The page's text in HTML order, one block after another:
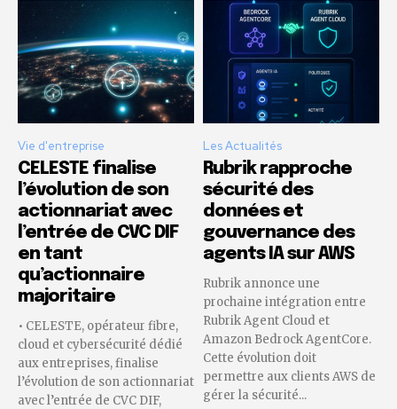
Vie d'entreprise
CELESTE finalise
l’évolution de son
actionnariat avec
l’entrée de CVC DIF
en tant
qu’actionnaire
majoritaire
• CELESTE, opérateur fibre,
cloud et cybersécurité dédié
aux entreprises, finalise
l’évolution de son actionnariat
avec l’entrée de CVC DIF,
Les Actualités
Rubrik rapproche
sécurité des
données et
gouvernance des
agents IA sur AWS
Rubrik annonce une
prochaine intégration entre
Rubrik Agent Cloud et
Amazon Bedrock AgentCore.
Cette évolution doit
permettre aux clients AWS de
gérer la sécurité...